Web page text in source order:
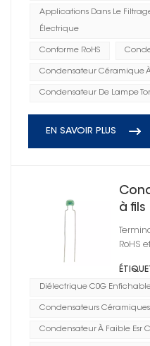
Applications Dans Le
Électrique
Conforme RoHS
Condensateur Céramique
Condensateur De Lampe
EN SAVOIR PLUS
à fils
2225
RoHS
Diélectrique C0G
Condensateurs Céramiques
Condensateur À Faible Esr